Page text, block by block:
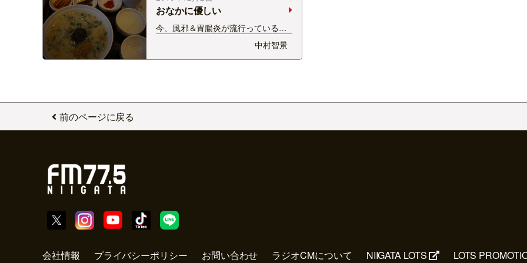
足なんでしょうか？…
おなかに優しい
今、風邪＆胃腸炎が流行っているみ
たいですねぇ。 手洗い、うがいは忘
れずに〜。 韓国滞在中の朝食、コレ
でした。 おかゆです。おなかに優し
中村智景
前のページに戻る
会社情報 プライバシーポリシー お問い合わせ ラジオCMについて NIIGATA LOTS LOTS